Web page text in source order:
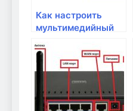
Как настроить
мультимедийный
сети